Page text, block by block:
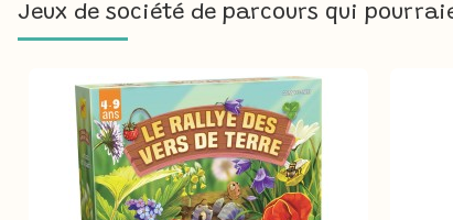
Jeux de société de parcours qui